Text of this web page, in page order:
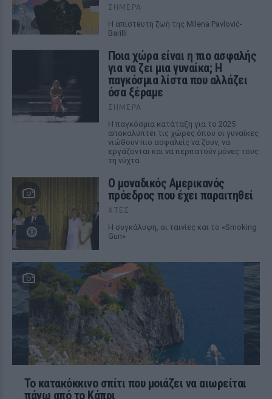
ΣΉΜΕΡΑ
Η απίστευτη ζωή της Milena Pavlović-
Barilli
Ποια χώρα είναι η πιο ασφαλής
για να ζει μια γυναίκα; Η
παγκόσμια λίστα που αλλάζει
όσα ξέραμε
ΣΉΜΕΡΑ
Η παγκόσμια κατάταξη για το 2025
αποκαλύπτει τις χώρες όπου οι γυναίκες
νιώθουν πιο ασφαλείς να ζουν, να
εργάζονται και να περπατούν μόνες τους
τη νύχτα
Ο μοναδικός Αμερικανός
πρόεδρος που έχει παραιτηθεί
ΧΤΕΣ
Η συγκάλυψη, οι ταινίες και το «Smoking
Gun»
Το κατακόκκινο σπίτι που μοιάζει να αιωρείται
πάνω από το Κάπρι